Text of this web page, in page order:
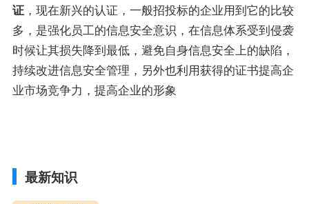
证，现在新兴的认证，一般招投标的企业用到它的比较
多，是强化员工的信息安全意识，在信息体系受到侵袭
时候让其损失降到最低，避免自身信息安全上的缺陷，
持续改进信息安全管理，另外也利用获得的证书提高企
业市场竞争力，提高企业的形象
最新知识